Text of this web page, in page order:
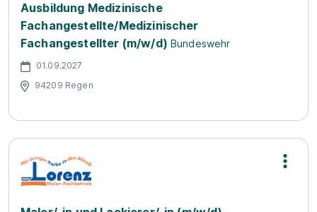
Ausbildung Medizinische
Fachangestellte/Medizinischer
Fachangestellter (m/w/d) Bundeswehr
01.09.2027
94209 Regen